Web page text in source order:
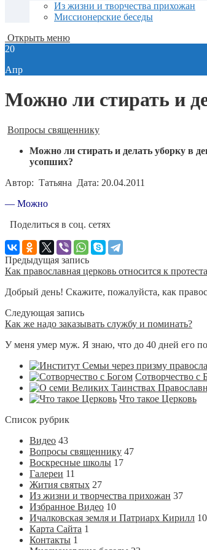
Из жизни и творчества прихожан
Миссионерские беседы
Открыть меню
20
Апр
Можно ли стирать и
Вопросы священнику
Можно ли стирать и делать уборку в
усопших?
Автор: Татьяна Дата: 20.04.2011
— Можно
Поделиться в соц. сетях
Предыдущая запись
Как православная церковь относится к
Добрый день! Скажите, пожалуйста, как
Следующая запись
Как же надо заказывать службу и поминать?
У меня умер муж. Я знаю, что до 40 дней его
Сотворчество с
Что такое Церковь
Список рубрик
Видео 43
Вопросы священнику 47
Воскресные школы 17
Галереи 11
Жития святых 27
Из жизни и творчества прихожан 37
Избранное Видео 10
Ичалковская земля и Патриарх Кирилл 10
Карта Сайта 1
Контакты 1